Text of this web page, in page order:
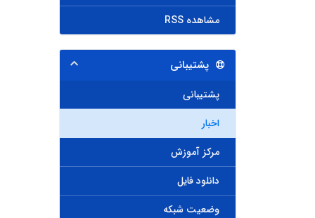
مشاهده RSS
پشتیبانی
پشتیبانی
اخبار
مرکز آموزش
دانلود فایل
وضعیت شبکه